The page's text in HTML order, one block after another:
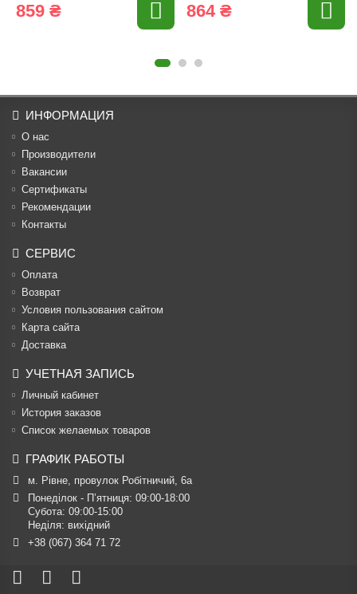
859 ₴ 864 ₴
ИНФОРМАЦИЯ
О нас
Производители
Вакансии
Cертификаты
Рекомендации
Контакты
СЕРВИС
Оплата
Возврат
Условия пользования сайтом
Карта сайта
Доставка
УЧЕТНАЯ ЗАПИСЬ
Личный кабинет
История заказов
Список желаемых товаров
ГРАФИК РАБОТЫ
м. Рівне, провулок Робітничий, 6а
Понеділок - П’ятниця: 09:00-18:00
Субота: 09:00-15:00
Неділя: вихідний
+38 (067) 364 71 72